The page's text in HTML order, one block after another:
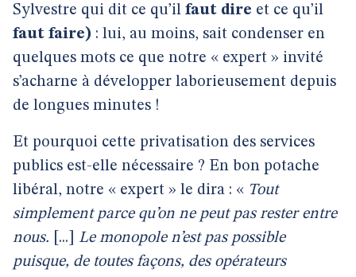
Sylvestre qui dit ce qu’il faut dire et ce qu’il
faut faire) : lui, au moins, sait condenser en
quelques mots ce que notre « expert » invité
s’acharne à développer laborieusement depuis
de longues minutes !
Et pourquoi cette privatisation des services
publics est-elle nécessaire ? En bon potache
libéral, notre « expert » le dira : « Tout
simplement parce qu’on ne peut pas rester entre
nous. [...] Le monopole n’est pas possible
puisque, de toutes façons, des opérateurs